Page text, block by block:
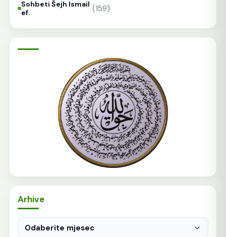
Sohbeti Šejh Ismail
ef.
(159)
Arhive
Arhive